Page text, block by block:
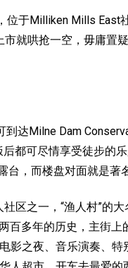
于Milliken Mills East
就哄抢一空，毋庸置
达Milne Dam
都可尽情享受徒步的
，而楼盘对面就是著
区之一，“渔人村”的
百多年的历史，主街
之夜、音乐演奏、特